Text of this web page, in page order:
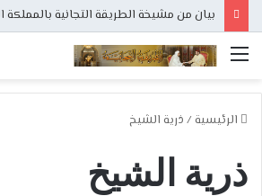
بيان من مشيخة الطريقة التجانية بالمملكة
القائمة
الرئيسية / ذرية الشيخ
ذرية الشيخ